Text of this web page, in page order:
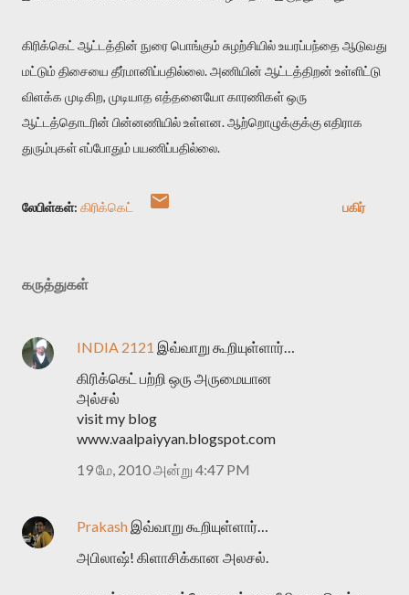
கிரிக்கெட் ஆட்டத்தின் நுரை பொங்கும் சுழற்சியில் உயரப்பந்தை ஆடுவது
மட்டும் திசையை தீர்மானிப்பதில்லை. அணியின் ஆட்டத்திறன் உள்ளிட்டு
விளக்க முடிகிற, முடியாத எத்தனையோ காரணிகள் ஒரு
ஆட்டத்தொடரின் பின்னணியில் உள்ளன. ஆற்றொழுக்குக்கு எதிராக
துரும்புகள் எப்போதும் பயணிப்பதில்லை.
லேபிள்கள்: கிரிக்கெட் பகிர்
கருத்துகள்
INDIA 2121 இவ்வாறு கூறியுள்ளார்…
கிரிக்கெட் பற்றி ஒரு அருமையான
அல்சல்
visit my blog
www.vaalpaiyyan.blogspot.com
19 மே, 2010 அன்று 4:47 PM
Prakash இவ்வாறு கூறியுள்ளார்…
அபிலாஷ்! கிளாசிக்கான அலசல்.